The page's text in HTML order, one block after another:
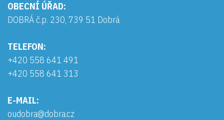
OBECNÍ ÚŘAD:
DOBRÁ č.p. 230, 739 51 Dobrá
TELEFON:
+420 558 641 491
+420 558 641 313
E-MAIL:
oudobra@dobra.cz